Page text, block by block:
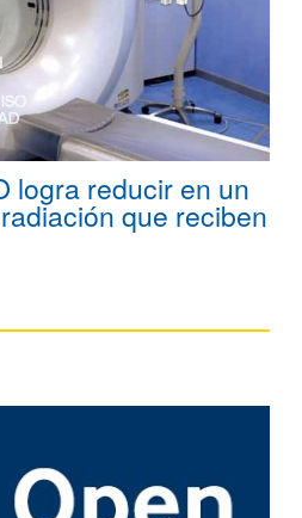
logra reducir en un
que reciben